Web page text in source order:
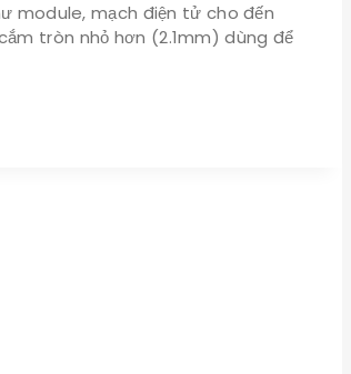
module, mạch điện tử cho đến
tròn nhỏ hơn (2.1mm) dùng để